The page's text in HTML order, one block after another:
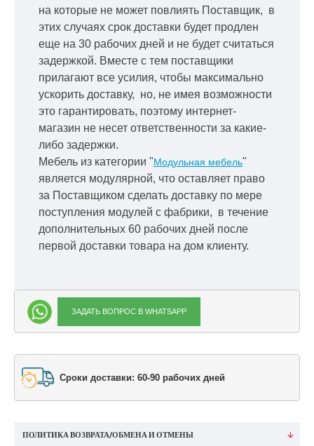
на которые не может повлиять Поставщик, в
этих случаях срок доставки будет продлен
еще на 30 рабочих дней и не будет считаться
задержкой. Вместе с тем поставщики
прилагают все усилия, чтобы максимально
ускорить доставку, но, не имея возможности
это гарантировать, поэтому интернет-
магазин не несет ответственности за какие-
либо задержки.
Мебель из категории "Модульная мебель"
является модулярной, что оставляет право
за Поставщиком сделать доставку по мере
поступления модулей с фабрики, в течение
дополнительных 60 рабочих дней после
первой доставки товара на дом клиенту.
ЗАДАТЬ ВОПРОС В WHATSAPP
Сроки доставки: 60-90 рабочих дней
ПОЛИТИКА ВОЗВРАТА/ОБМЕНА И ОТМЕНЫ